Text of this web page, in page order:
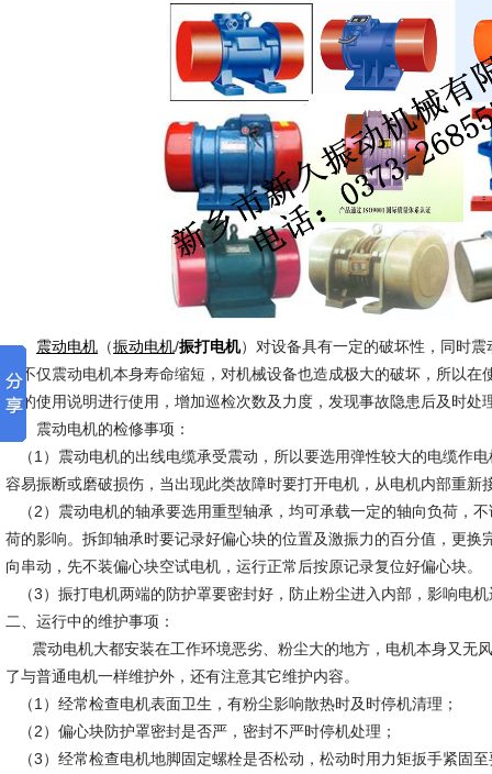
震动电机 （振动电机/振打电机）对设备具有一定的破坏性，同时
时不仅震动电机本身寿命缩短，对机械设备也造成极大的破坏，所以在
机的使用说明进行使用，增加巡检次数及力度，发现事故隐患后及时处
一、震动电机的检修事项：
（1）震动电机的出线电缆承受震动，所以要选用弹性较大的电缆作
容易振断或磨破损伤，当出现此类故障时要打开电机，从电机内部重新
（2）震动电机的轴承要选用重型轴承，均可承载一定的轴向负荷，
荷的影响。拆卸轴承时要记录好偏心块的位置及激振力的百分值，更换
向串动，先不装偏心块空试电机，运行正常后按原记录复位好偏心块。
（3）振打电机两端的防护罩要密封好，防止粉尘进入内部，影响电机
二、运行中的维护事项：
震动电机大都安装在工作环境恶劣、粉尘大的地方，电机本身又无
了与普通电机一样维护外，还有注意其它维护内容。
（1）经常检查电机表面卫生，有粉尘影响散热时及时停机清理；
（2）偏心块防护罩密封是否严，密封不严时停机处理；
（3）经常检查电机地脚固定螺栓是否松动，松动时用力矩扳手紧固